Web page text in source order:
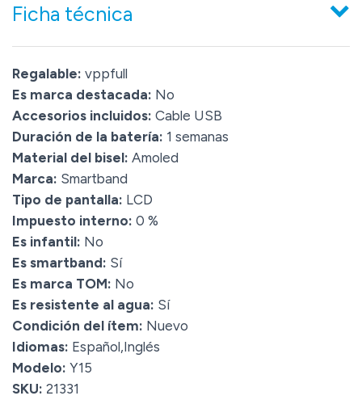
Ficha técnica
Regalable: vppfull
Es marca destacada: No
Accesorios incluidos: Cable USB
Duración de la batería: 1 semanas
Material del bisel: Amoled
Marca: Smartband
Tipo de pantalla: LCD
Impuesto interno: 0 %
Es infantil: No
Es smartband: Sí
Es marca TOM: No
Es resistente al agua: Sí
Condición del ítem: Nuevo
Idiomas: Español,Inglés
Modelo: Y15
SKU: 21331